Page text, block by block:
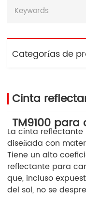
Categorías de
Cinta
TM9100
La cinta reflectante
diseñada con
Tiene un alto
reflectante para
que, incluso
del sol, no se